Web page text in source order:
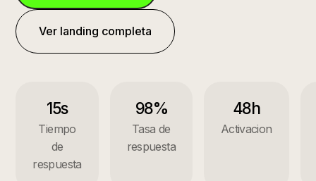
Ver landing completa
15s
Tiempo
de
respuesta
98%
Tasa de
respuesta
48h
Activacion